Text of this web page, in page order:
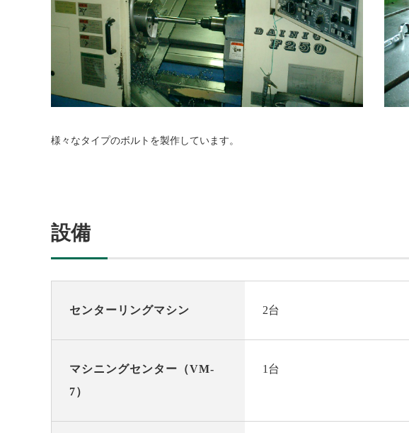
様々なタイプのボルトを製作しています。
設備
センターリングマシン 2台
マシニングセンター（VM-
7）
1台